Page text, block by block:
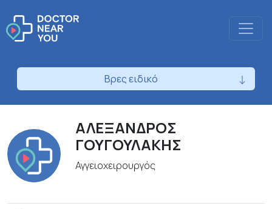
Βρες ειδικό
ΑΛΕΞΑΝΔΡΟΣ
ΓΟΥΓΟΥΛΑΚΗΣ
Αγγειοχειρουργός